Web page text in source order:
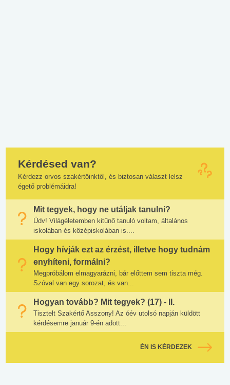
Kérdésed van?
Kérdezz orvos szakértőinktől, és biztosan választ lelsz
égető problémáidra!
Mit tegyek, hogy ne utáljak tanulni?
Üdv! Világéletemben kitűnő tanuló voltam, általános
iskolában és középiskolában is....
Hogy hívják ezt az érzést, illetve hogy tudnám
enyhíteni, formálni?
Megpróbálom elmagyarázni, bár előttem sem tiszta még.
Szóval van egy sorozat, és van...
Hogyan tovább? Mit tegyek? (17) - II.
Tisztelt Szakértő Asszony! Az óév utolsó napján küldött
kérdésemre január 9-én adott...
ÉN IS KÉRDEZEK